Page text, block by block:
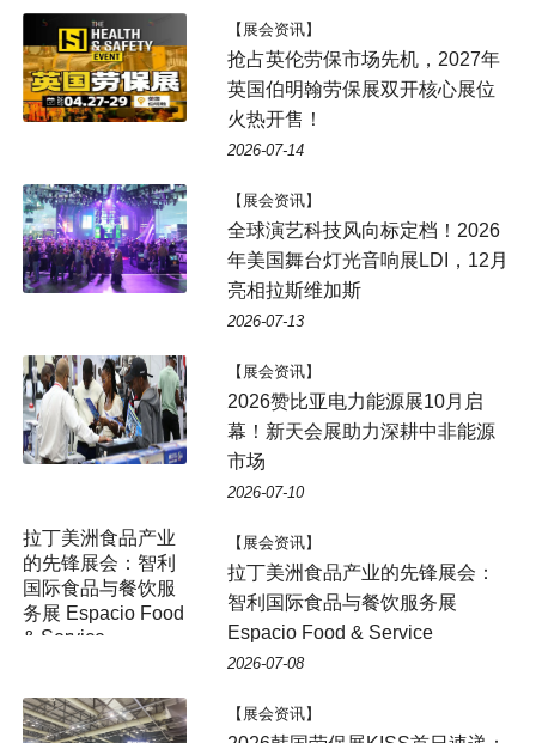
【展会资讯】
抢占英伦劳保市场先机，2027年
英国伯明翰劳保展双开核心展位
火热开售！
2026-07-14
【展会资讯】
全球演艺科技风向标定档！2026
年美国舞台灯光音响展LDI，12月
亮相拉斯维加斯
2026-07-13
【展会资讯】
2026赞比亚电力能源展10月启
幕！新天会展助力深耕中非能源
市场
2026-07-10
【展会资讯】
拉丁美洲食品产业的先锋展会：
智利国际食品与餐饮服务展
Espacio Food & Service
2026-07-08
【展会资讯】